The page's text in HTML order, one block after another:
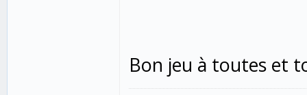
Bon jeu à toutes et